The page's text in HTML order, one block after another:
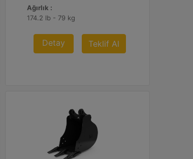
Ağırlık :
174.2 lb - 79 kg
Detay Teklif Al